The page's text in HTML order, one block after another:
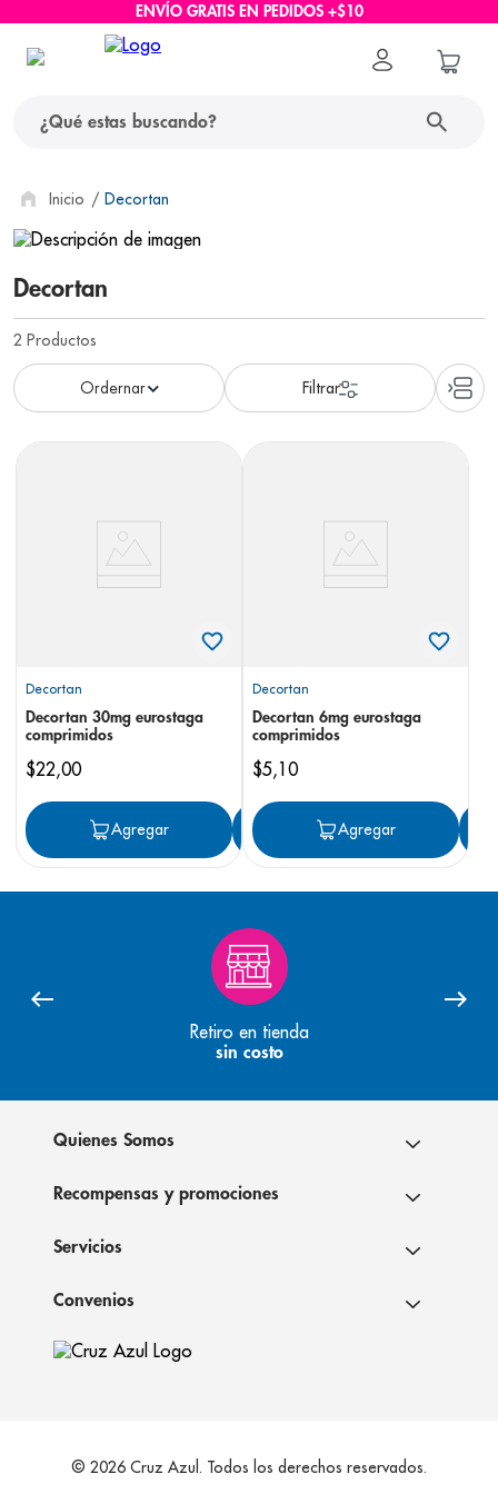
ENVÍO GRATIS EN PEDIDOS +$10
Decortan
Decortan
2 Productos
Decortan
Decortan 30mg eurostaga
comprimidos
$22,00
Agregar Agregar
Decortan
Decortan 6mg eurostaga
comprimidos
$5,10
Agregar
Retiro en tienda
sin costo
Quienes Somos
Recompensas y promociones
Servicios
Convenios
© 2026 Cruz Azul. Todos los derechos reservados.
términos más buscados
1. protector solar
2. pañales
3
4. cerave
6. bioderma
pediasure
panolini